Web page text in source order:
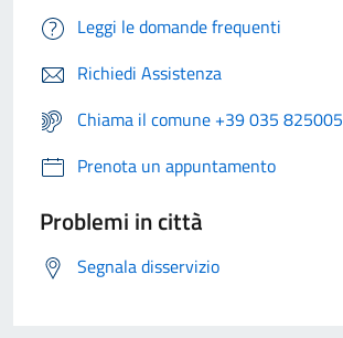
Leggi le domande frequenti
Richiedi Assistenza
Chiama il comune +39 035 825005
Prenota un appuntamento
Problemi in città
Segnala disservizio